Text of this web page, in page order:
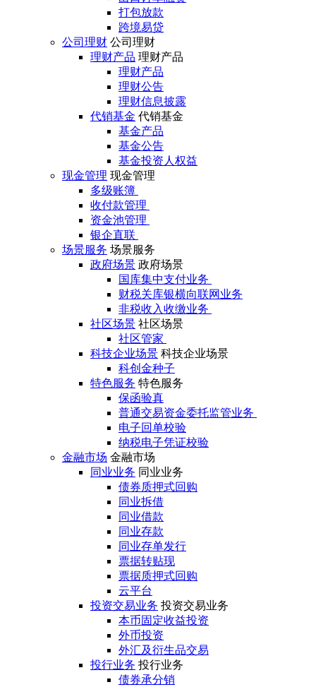
打包放款
跨境易贷
公司理财 公司理财
理财产品 理财产品
理财产品
理财公告
理财信息披露
代销基金 代销基金
基金产品
基金公告
基金投资人权益
现金管理 现金管理
多级账簿
收付款管理
资金池管理
银企直联
场景服务 场景服务
政府场景 政府场景
国库集中支付业务
财税关库银横向联网业务
非税收入收缴业务
社区场景 社区场景
社区管家
科技企业场景 科技企业场景
科创金种子
特色服务 特色服务
保函验真
普通交易资金委托监管业务
电子回单校验
纳税电子凭证校验
金融市场 金融市场
同业业务 同业业务
债券质押式回购
同业拆借
同业借款
同业存款
同业存单发行
票据转贴现
票据质押式回购
云平台
投资交易业务 投资交易业务
本币固定收益投资
外币投资
外汇及衍生品交易
投行业务 投行业务
债券承分销